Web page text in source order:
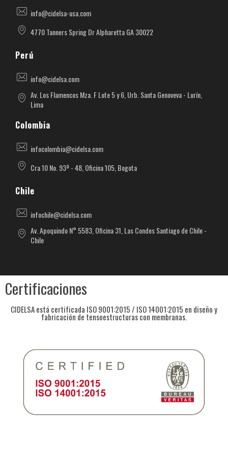
info@cidelsa-usa.com
4770 Tanners Spring Dr Alpharetta GA 30022
Perú
info@cidelsa.com
Av. Los Flamencos Mza. F Lote 5 y 6, Urb. Santa Genoveva - Lurín,
Lima
Colombia
infocolombia@cidelsa.com
Cra 10 No. 93ª - 48, Oficina 105, Bogota
Chile
infochile@cidelsa.com
Av. Apoquindo N° 5583, Oficina 31, Las Condes Santiago de Chile -
Chile
Certificaciones
CIDELSA está certificada ISO 9001:2015 / ISO 14001:2015 en diseño y
fabricación de tensoestructuras con membranas.